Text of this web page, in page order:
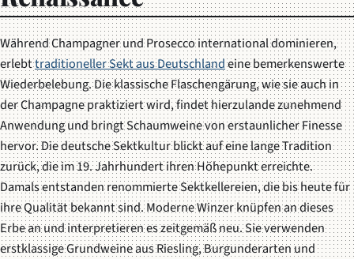
Während Champagner und Prosecco international dominieren,
erlebttraditioneller Sekt aus Deutschlandeine bemerkenswerte
Wiederbelebung. Die klassische Flaschengärung, wie sie auch in
der Champagne praktiziert wird, findet hierzulande zunehmend
Anwendung und bringt Schaumweine von erstaunlicher Finesse
hervor. Die deutsche Sektkultur blickt auf eine lange Tradition
zurück, die im 19. Jahrhundert ihren Höhepunkt erreichte.
Damals entstanden renommierte Sektkellereien, die bis heute für
ihre Qualität bekannt sind. Moderne Winzer knüpfen an dieses
Erbe an und interpretieren es zeitgemäß neu. Sie verwenden
erstklassige Grundweine aus Riesling, Burgunderarten und